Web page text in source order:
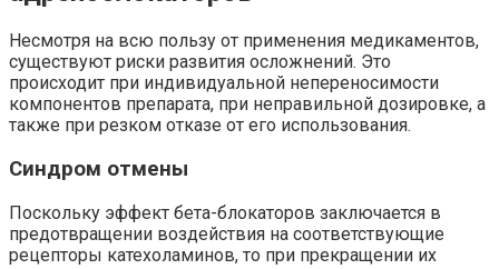
Несмотря на всю пользу от применения медикаментов,
существуют риски развития осложнений. Это
происходит при индивидуальной непереносимости
компонентов препарата, при неправильной дозировке, а
также при резком отказе от его использования.
Синдром отмены
Поскольку эффект бета-блокаторов заключается в
предотвращении воздействия на соответствующие
рецепторы катехоламинов, то при прекращении их